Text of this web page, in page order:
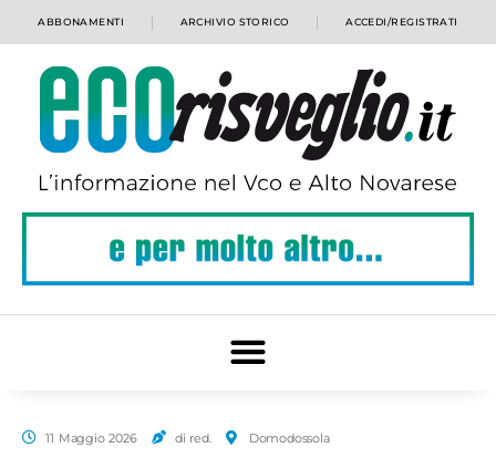
ABBONAMENTI ARCHIVIO STORICO ACCEDI/REGISTRATI
11 Maggio 2026 di red. Domodossola